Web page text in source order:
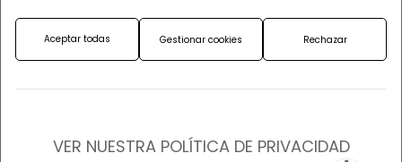
Formación Kundalini yoga
12-09-2026
21-06-2026
Aceptar todas Gestionar cookies Rechazar
VER NUESTRA POLÍTICA DE PRIVACIDAD